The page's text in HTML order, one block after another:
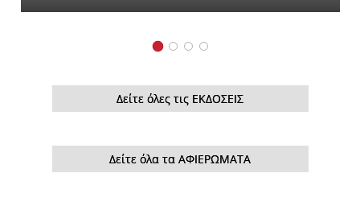
Δείτε όλες τις ΕΚΔΟΣΕΙΣ
Δείτε όλα τα ΑΦΙΕΡΩΜΑΤΑ